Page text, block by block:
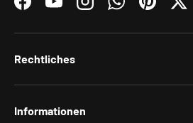
FacebookYouTubeInstagramWhatsAppPinterest
Rechtliches
Informationen